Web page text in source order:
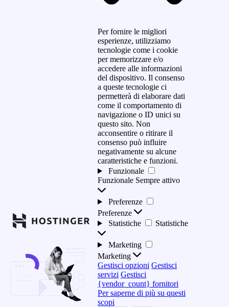
Per fornire le migliori
esperienze, utilizziamo
tecnologie come i cookie
per memorizzare e/o
accedere alle informazioni
del dispositivo. Il consenso
a queste tecnologie ci
permetterà di elaborare dati
come il comportamento di
navigazione o ID unici su
questo sito. Non
acconsentire o ritirare il
consenso può influire
negativamente su alcune
caratteristiche e funzioni.
Funzionale
Funzionale Sempre attivo
Preferenze
Preferenze
Statistiche
Statistiche
Marketing
Marketing
Gestisci opzioni Gestisci
servizi Gestisci
{vendor_count} fornitori
Per saperne di più su questi
scopi